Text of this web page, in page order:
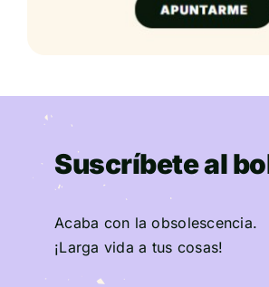
Suscríbete al
Acaba con la obsolescencia.
¡Larga vida a tus cosas!